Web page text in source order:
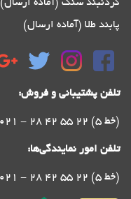
گردنبند سنگ (آماده ارسال)
پابند طلا (آماده ارسال)
تلفن پشتیبانی و فروش:
021 - 28 42 55 22 (5 خط)
تلفن امور نمایندگی‌ها:
021 - 28 42 55 22 (5 خط)